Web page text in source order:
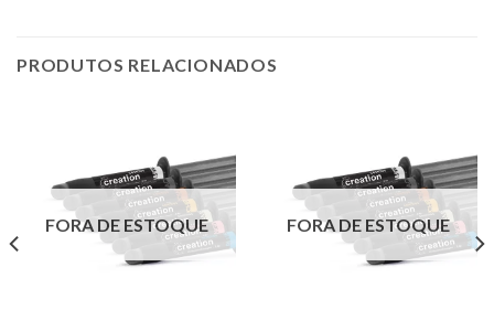
PRODUTOS RELACIONADOS
FORA DE ESTOQUE FORA DE ESTOQUE